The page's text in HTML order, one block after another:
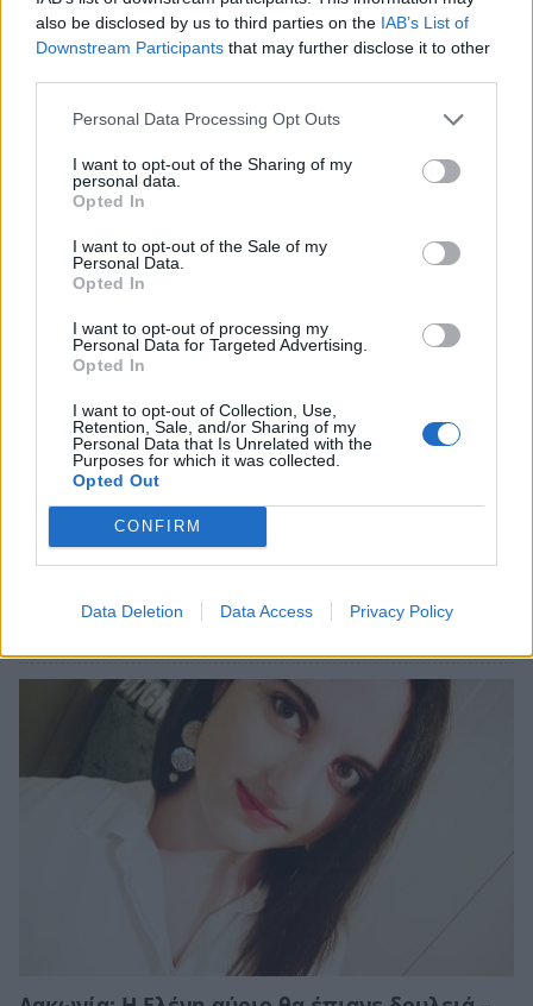
also be disclosed by us to third parties on the IAB’s List of
Downstream Participants that may further disclose it to other
Personal Data Processing Opt Outs
I want to opt-out of the Sharing of my
personal data.
Opted In
I want to opt-out of the Sale of my
Personal Data.
Opted In
I want to opt-out of processing my
Personal Data for Targeted Advertising.
Opted In
I want to opt-out of Collection, Use,
Retention, Sale, and/or Sharing of my
Personal Data that Is Unrelated with the
Purposes for which it was collected.
Opted Out
CONFIRM
Data Deletion Data Access Privacy Policy
Σπάρτη: «Έφυγαν» από κοντά μας…
07/08/2026 14:12
Αθήνα: Πως ένα τελεσίγραφο τον έφτασε στο
σημείο να σκοτώσει την οικογένεια του